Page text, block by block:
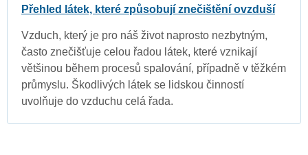
Přehled látek, které způsobují znečištění ovzduší
Vzduch, který je pro náš život naprosto nezbytným,
často znečišťuje celou řadou látek, které vznikají
většinou během procesů spalování, případně v těžkém
průmyslu. Škodlivých látek se lidskou činností
uvolňuje do vzduchu celá řada.